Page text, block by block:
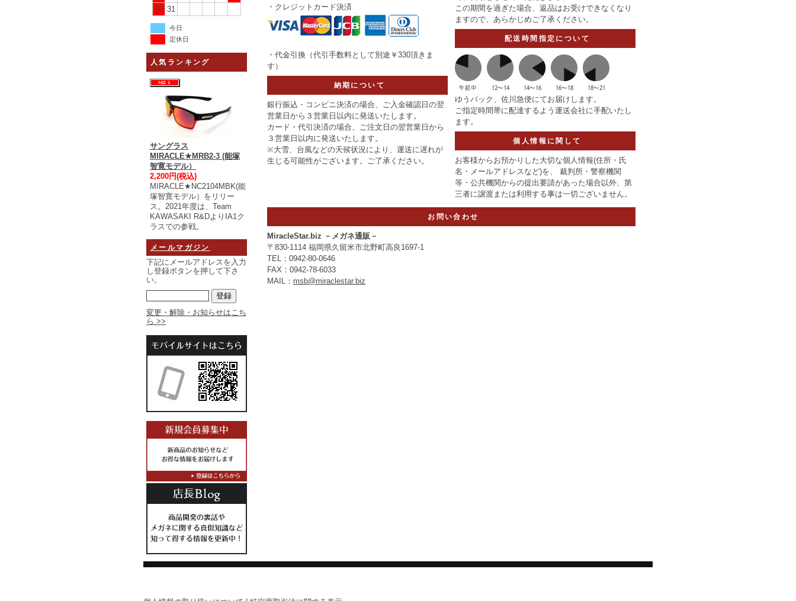
30 31
今日
定休日
人気ランキング
サングラス
MIRACLE★MRB2-3 (能塚
智寛モデル）
2,200円(税込)
MIRACLE★NC2104MBK(能
塚智寛モデル）をリリー
ス。2021年度は、Team
KAWASAKI R&DよりIA1ク
ラスでの参戦。
メールマガジン
下記にメールアドレスを入力
し登録ボタンを押して下さ
い。
変更・解除・お知らせはこち
ら >>
・クレジットカード決済
・代金引換（代引手数料として別途￥330頂きま
す）
納期について
銀行振込・コンビニ決済の場合、ご入金確認日の翌
営業日から３営業日以内に発送いたします。
カード・代引決済の場合、ご注文日の翌営業日から
３営業日以内に発送いたします。
※大雪、台風などの天候状況により、運送に遅れが
生じる可能性がございます。ご了承ください。
この期間を過ぎた場合、返品はお受けできなくなり
ますので、あらかじめご了承ください。
配送時間指定について
ゆうパック、佐川急便にてお届けします。
ご指定時間帯に配達するよう運送会社に手配いたし
ます。
個人情報に関して
お客様からお預かりした大切な個人情報(住所・氏
名・メールアドレスなど)を、 裁判所・警察機関
等・公共機関からの提出要請があった場合以外、第
三者に譲渡または利用する事は一切ございません。
お問い合わせ
MiracleStar.biz －メガネ通販－
〒830-1114 福岡県久留米市北野町高良1697-1
TEL：0942-80-0646
FAX：0942-78-6033
MAIL： msb@miraclestar.biz